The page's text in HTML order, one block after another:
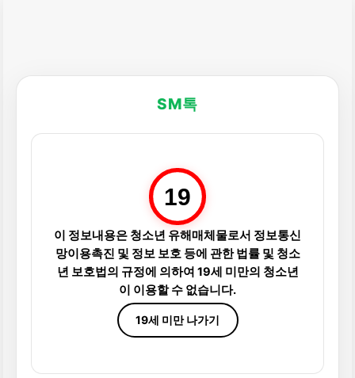
SM톡
19
이 정보내용은 청소년 유해매체물로서 정보통신
망이용촉진 및 정보 보호 등에 관한 법률 및 청소
년 보호법의 규정에 의하여 19세 미만의 청소년
이 이용할 수 없습니다.
19세 미만 나가기